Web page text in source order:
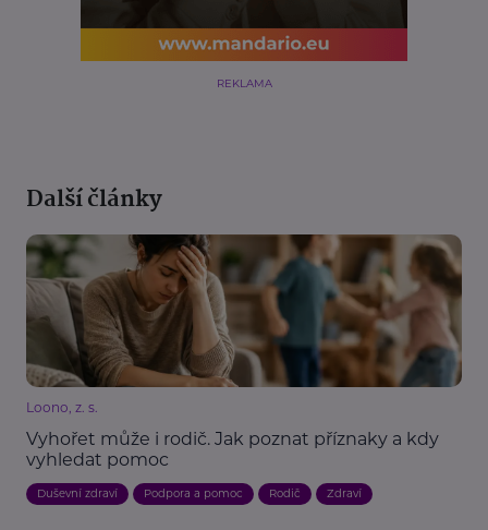
REKLAMA
Další články
Loono, z. s.
Vyhořet může i rodič. Jak poznat příznaky a kdy
vyhledat pomoc
Duševní zdraví Podpora a pomoc Rodič Zdraví